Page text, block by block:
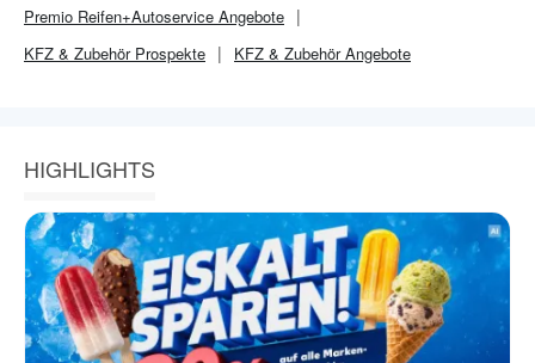
Premio Reifen+Autoservice Angebote
KFZ & ZubehörProspekte KFZ & ZubehörAngebote
HIGHLIGHTS